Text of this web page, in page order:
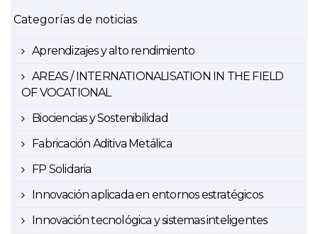
Categorías de noticias
Aprendizajes y alto rendimiento
AREAS / INTERNATIONALISATION IN THE FIELD
OF VOCATIONAL
Biociencias y Sostenibilidad
Fabricación Aditiva Metálica
FP Solidaria
Innovación aplicada en entornos estratégicos
Innovación tecnológica y sistemas inteligentes